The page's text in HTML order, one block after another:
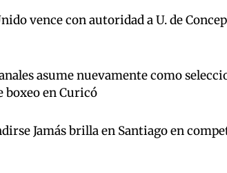
vence con autoridad a U. de
asume nuevamente como
boxeo en Curicó
Jamás brilla en Santiago en